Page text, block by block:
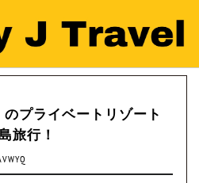
のプライベートリゾート
旅行！